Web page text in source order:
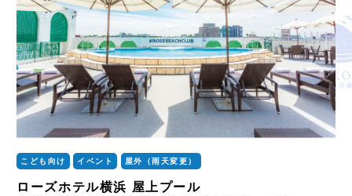
こども向け イベント 屋外（雨天変更）
ローズホテル横浜 屋上プール